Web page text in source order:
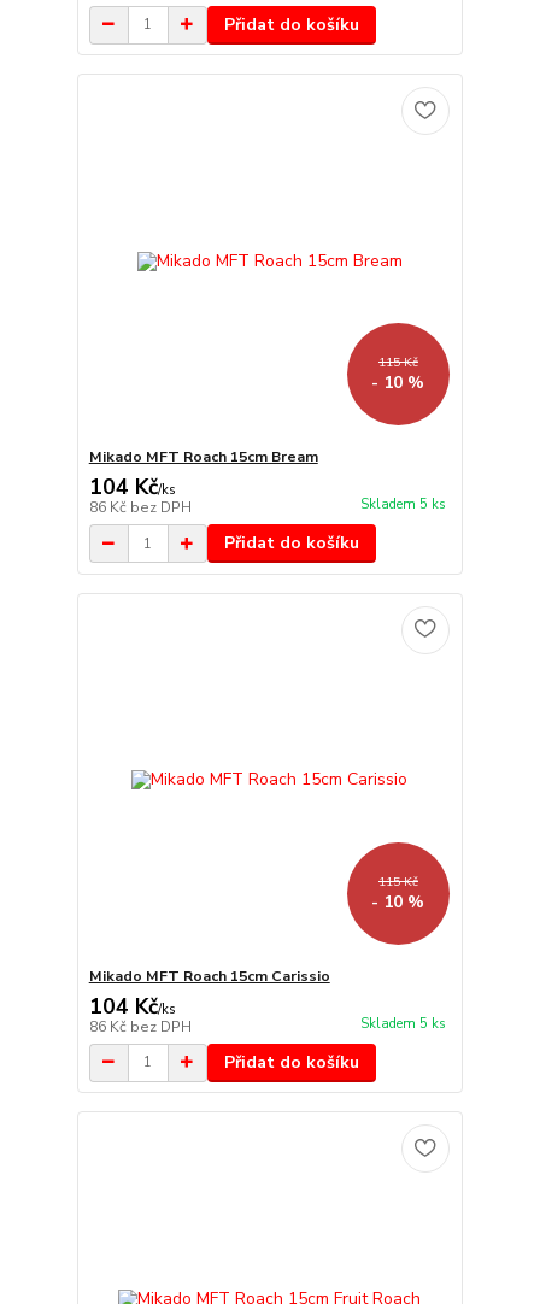
Přidat do košíku
115 Kč
- 10 %
Mikado MFT Roach 15cm Bream
104 Kč/ks
86 Kč bez DPH Skladem 5 ks
Přidat do košíku
115 Kč
- 10 %
Mikado MFT Roach 15cm Carissio
104 Kč/ks
86 Kč bez DPH Skladem 5 ks
Přidat do košíku